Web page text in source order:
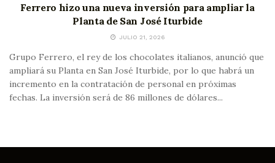
Ferrero hizo una nueva inversión para ampliar la
Planta de San José Iturbide
JULIO 21, 2026
Grupo Ferrero, el rey de los chocolates italianos, anunció que
ampliará su Planta en San José Iturbide, por lo que habrá un
incremento en la contratación de personal en próximas
fechas. La inversión será de 86 millones de dólares...